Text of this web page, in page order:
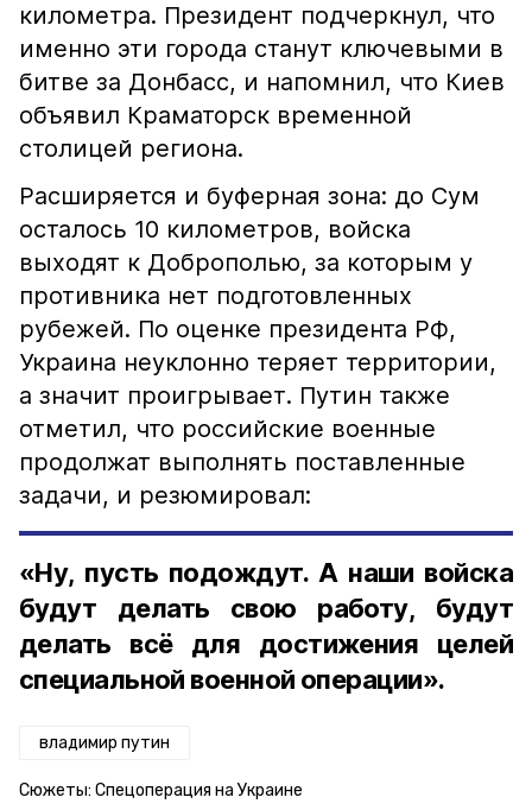
километра. Президент подчеркнул, что
именно эти города станут ключевыми в
битве за Донбасс, и напомнил, что Киев
объявил Краматорск временной
столицей региона.
Расширяется и буферная зона: до Сум
осталось 10 километров, войска
выходят к Доброполью, за которым у
противника нет подготовленных
рубежей. По оценке президента РФ,
Украина неуклонно теряет территории,
а значит проигрывает. Путин также
отметил, что российские военные
продолжат выполнять поставленные
задачи, и резюмировал:
«Ну, пусть подождут. А наши войска
будут делать свою работу, будут
делать всё для достижения целей
специальной военной операции».
владимир путин
Сюжеты: Спецоперация на Украине